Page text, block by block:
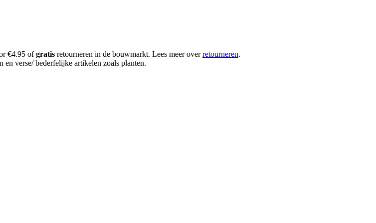
€4.95 ofgratis retourneren in de bouwmarkt. Lees meer overretourneren.
verse/ bederfelijke artikelen zoals planten.